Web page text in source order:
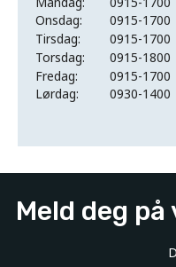
Onsdag:
0915-1700
Tirsdag:
0915-1700
Torsdag:
0915-1800
Fredag:
0915-1700
Lørdag:
0930-1400
Meld deg